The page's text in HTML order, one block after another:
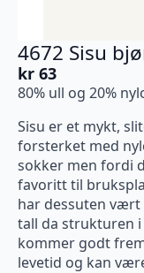
4672 Sisu
kr 63
80% ull og 20%
Sisu er et mykt,
forsterket med
sokker men fordi
favoritt til
har dessuten
tall da strukturen
kommer godt
levetid og kan